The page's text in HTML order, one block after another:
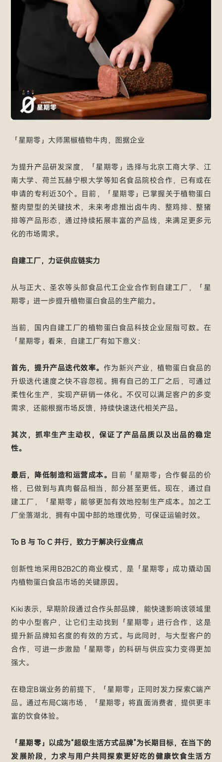
「星期零」大师黑椒植物牛肉，图据企业
为提升产品研发深度，「星期零」选择与北京工商大学、江
南大学、荷兰瓦赫宁根大学等知名食品院校合作，已有或在
申请的专利近30个。目前，「星期零」已掌握关于植物蛋白
整肉塑型的关键技术，未来考虑推出卤牛肉、整鸡排、整猪
排等产品形态，通过持续拓展丰富的产品线，来满足更多元
化的市场需求。
自建工厂，力证供应链实力
从与正大、圣农等头部食品代工企业合作到自建工厂，「星
期零」进一步提升植物蛋白食品的生产能力。
当前，国内自建工厂的植物蛋白食品科技企业屈指可数。在
「星期零」看来，自建工厂有如下意义：
首先，提升产品迭代效率。 作为新兴产业，植物蛋白食品的
升级迭代速度之快不容忽视。拥有自己的工厂之后，可通过
柔性化生产，实现产研销一体化。不仅可以满足客户的多变
需求，还能根据市场反馈，持续快速迭代相关产品。
其次，抓牢生产主动权，保证了产品品质以及出品的稳定
性。
最后，降低制造和运营成本。 目前「星期零」合作餐品的价
格，已做到与真肉餐品相当，部分甚至更低。现在，通过自
建工厂，「星期零」能够更加有效地控制生产成本。加之工
厂坐落湖北，拥有中国中部的地理优势，可保证运输时效。
To B 与 To C 并行，致力于解决行业痛点
创新性地采用B2B2C的商业模式，是「星期零」成功撬动国
内植物蛋白食品市场的关键原因。
Kiki表示，早期阶段通过合作头部品牌，能快速影响该领域里
的中小型客户，让它们主动找到「星期零」进行合作，这是
提升新品牌知名度的有效的方式。与此同时，与大型客户的
合作，可进一步激励「星期零」的科研与供应实力变得更加
强大。
在稳定B端业务的前提下，「星期零」正同时发力探索C端产
品。通过布局C端市场，「星期零」将直面消费者，提供更丰
富的饮食体验。
「星期零」以成为“超级生活方式品牌”为长期目标，在当下的
发展阶段，力求与用户共同探索更好吃的健康饮食生活方